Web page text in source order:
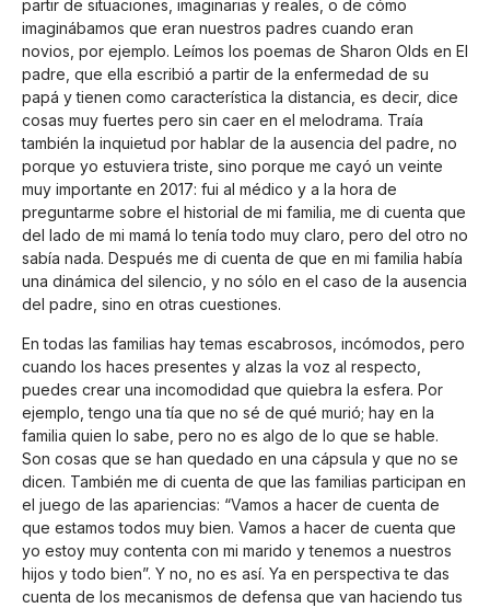
partir de situaciones, imaginarias y reales, o de cómo
imaginábamos que eran nuestros padres cuando eran
novios, por ejemplo. Leímos los poemas de Sharon Olds en El
padre, que ella escribió a partir de la enfermedad de su
papá y tienen como característica la distancia, es decir, dice
cosas muy fuertes pero sin caer en el melodrama. Traía
también la inquietud por hablar de la ausencia del padre, no
porque yo estuviera triste, sino porque me cayó un veinte
muy importante en 2017: fui al médico y a la hora de
preguntarme sobre el historial de mi familia, me di cuenta que
del lado de mi mamá lo tenía todo muy claro, pero del otro no
sabía nada. Después me di cuenta de que en mi familia había
una dinámica del silencio, y no sólo en el caso de la ausencia
del padre, sino en otras cuestiones.
En todas las familias hay temas escabrosos, incómodos, pero
cuando los haces presentes y alzas la voz al respecto,
puedes crear una incomodidad que quiebra la esfera. Por
ejemplo, tengo una tía que no sé de qué murió; hay en la
familia quien lo sabe, pero no es algo de lo que se hable.
Son cosas que se han quedado en una cápsula y que no se
dicen. También me di cuenta de que las familias participan en
el juego de las apariencias: “Vamos a hacer de cuenta de
que estamos todos muy bien. Vamos a hacer de cuenta que
yo estoy muy contenta con mi marido y tenemos a nuestros
hijos y todo bien”. Y no, no es así. Ya en perspectiva te das
cuenta de los mecanismos de defensa que van haciendo tus